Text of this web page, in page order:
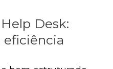
Desk:
eficiência